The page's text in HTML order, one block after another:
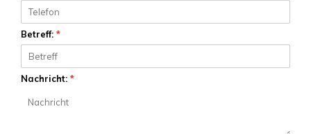
Betreff: *
Nachricht: *